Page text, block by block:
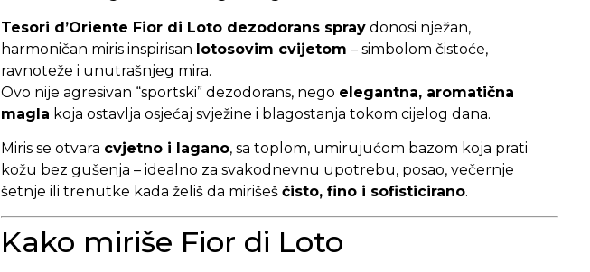
Tesori d’Oriente Fior di Loto dezodorans spray donosi nježan,
harmoničan miris inspirisan lotosovim cvijetom – simbolom čistoće,
ravnoteže i unutrašnjeg mira.
Ovo nije agresivan “sportski” dezodorans, nego elegantna, aromatična
magla koja ostavlja osjećaj svježine i blagostanja tokom cijelog dana.
Miris se otvara cvjetno i lagano, sa toplom, umirujućom bazom koja prati
kožu bez gušenja – idealno za svakodnevnu upotrebu, posao, večernje
šetnje ili trenutke kada želiš da mirišeš čisto, fino i sofisticirano.
Kako miriše Fior di Loto